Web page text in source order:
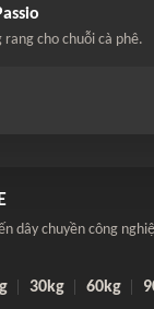
cho chuỗi cà phê.
dây chuyền công
30kg 60kg